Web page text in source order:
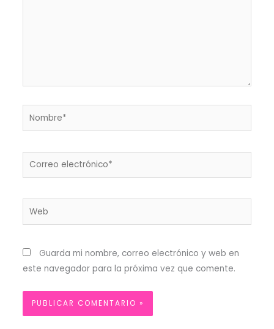
Nombre*
Correo
electrónico*
Web
Guarda mi nombre, correo electrónico y web en
este navegador para la próxima vez que comente.